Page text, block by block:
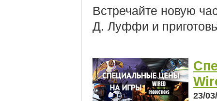
Встречайте новую
Д. Луффи и
23/